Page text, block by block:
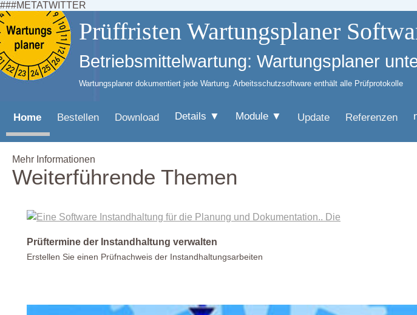
###METATWITTER
Prüffristen Wartungsplaner
Betriebsmittelwartung: Wartungsplaner
Wartungsplaner dokumentiert jede Wartung. Arbeitsschutzsoftware enthält alle Prüfprotokolle
Home Bestellen Download Details ▼ Module ▼ Update Referenzen
Mehr Informationen
Weiterführende Themen
Prüftermine der Instandhaltung verwalten
Erstellen Sie einen Prüfnachweis der Instandhaltungsarbeiten